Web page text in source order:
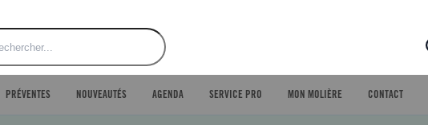
PRÉVENTES NOUVEAUTÉS AGENDA SERVICE PRO MON MOLIÈRE CONTACT